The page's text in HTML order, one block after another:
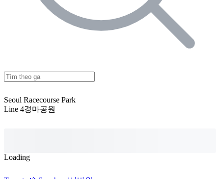
Seoul Racecourse Park
Line 4경마공원
Loading